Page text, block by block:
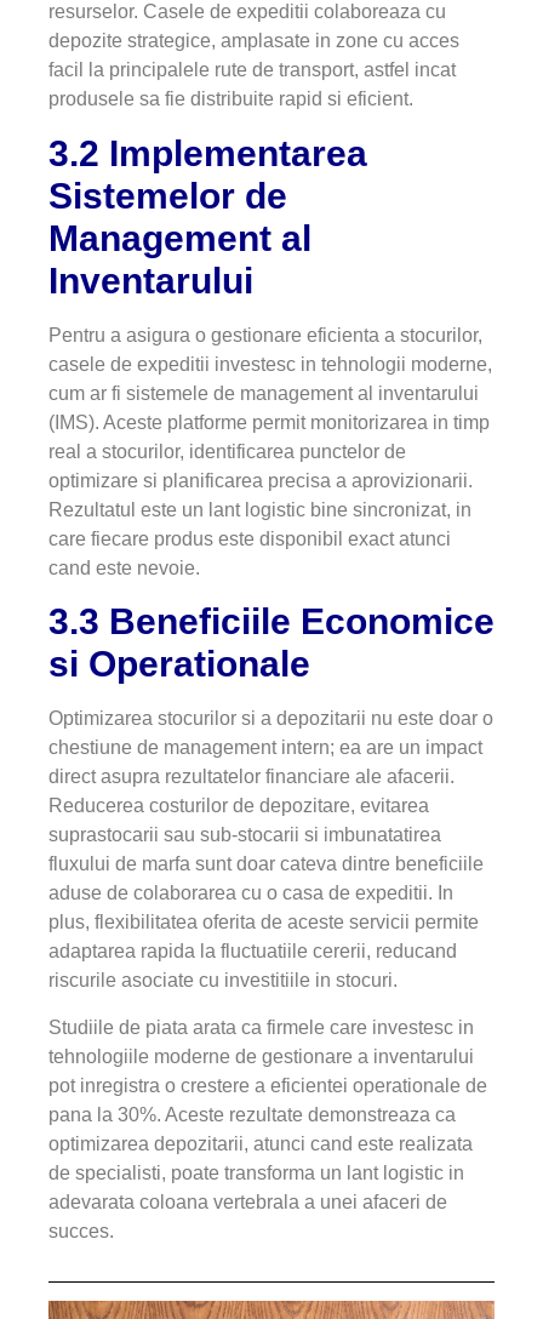
resurselor. Casele de expeditii colaboreaza cu
depozite strategice, amplasate in zone cu acces
facil la principalele rute de transport, astfel incat
produsele sa fie distribuite rapid si eficient.
3.2 Implementarea
Sistemelor de
Management al
Inventarului
Pentru a asigura o gestionare eficienta a stocurilor,
casele de expeditii investesc in tehnologii moderne,
cum ar fi sistemele de management al inventarului
(IMS). Aceste platforme permit monitorizarea in timp
real a stocurilor, identificarea punctelor de
optimizare si planificarea precisa a aprovizionarii.
Rezultatul este un lant logistic bine sincronizat, in
care fiecare produs este disponibil exact atunci
cand este nevoie.
3.3 Beneficiile Economice
si Operationale
Optimizarea stocurilor si a depozitarii nu este doar o
chestiune de management intern; ea are un impact
direct asupra rezultatelor financiare ale afacerii.
Reducerea costurilor de depozitare, evitarea
suprastocarii sau sub-stocarii si imbunatatirea
fluxului de marfa sunt doar cateva dintre beneficiile
aduse de colaborarea cu o casa de expeditii. In
plus, flexibilitatea oferita de aceste servicii permite
adaptarea rapida la fluctuatiile cererii, reducand
riscurile asociate cu investitiile in stocuri.
Studiile de piata arata ca firmele care investesc in
tehnologiile moderne de gestionare a inventarului
pot inregistra o crestere a eficientei operationale de
pana la 30%. Aceste rezultate demonstreaza ca
optimizarea depozitarii, atunci cand este realizata
de specialisti, poate transforma un lant logistic in
adevarata coloana vertebrala a unei afaceri de
succes.